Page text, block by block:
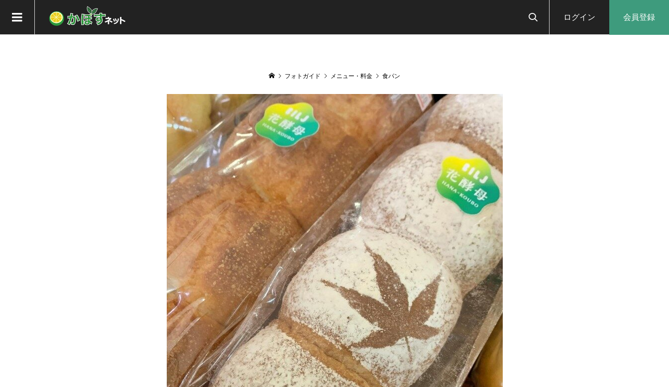
ログイン 会員登録
フォトガイド メニュー・料金 食パン